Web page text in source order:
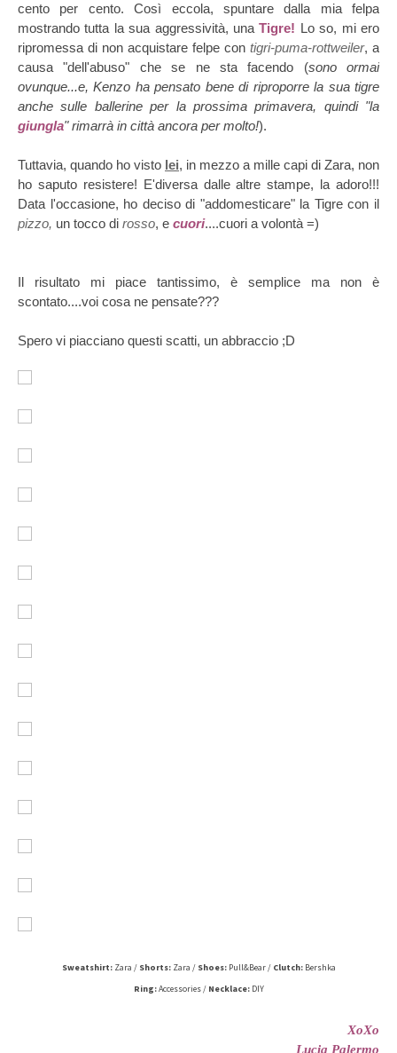
cento per cento.Così eccola, spuntare dalla mia felpa
mostrando tutta la sua aggressività, unaTigre! Lo so, mi ero
ripromessa di non acquistare felpe con tigri-puma-rottweiler, a
causa "dell'abuso" che se ne sta facendo (sono ormai
ovunque...e, Kenzo ha pensato bene di riproporre la sua tigre
anche sulle ballerine per la prossima primavera, quindi "la
giungla" rimarrà in città ancora per molto!).
Tuttavia, quando ho visto lei, in mezzo a mille capi di Zara, non
ho saputo resistere! E'diversa dalle altre stampe, la adoro!!!
Data l'occasione, ho deciso di "addomesticare"la Tigre con il
pizzo, un tocco di rosso, e cuori....cuori a volontà =)
Il risultato mi piace tantissimo, è semplice ma non è
scontato....voi cosa ne pensate???
Spero vi piacciano questi scatti, un abbraccio ;D
Sweatshirt:Zara / Shorts:Zara / Shoes:Pull&Bear / Clutch: Bershka
Ring:Accessories / Necklace:DIY
XoXo
Lucia Palermo